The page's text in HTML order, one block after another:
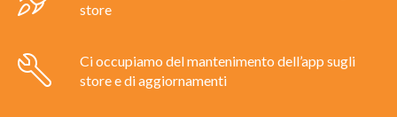
store
Ci occupiamo del mantenimento dell’app sugli
store e di aggiornamenti